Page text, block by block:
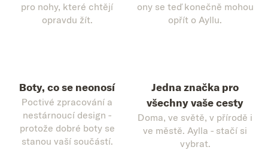
pro nohy, které chtějí
opravdu žít.
ony se teď konečně mohou
opřít o Ayllu.
Boty, co se neonosí
Poctivé zpracování a
nestárnoucí design -
protože dobré boty se
stanou vaší součástí.
Jedna značka pro
všechny vaše cesty
Doma, ve světě, v přírodě i
ve městě. Aylla - stačí si
vybrat.